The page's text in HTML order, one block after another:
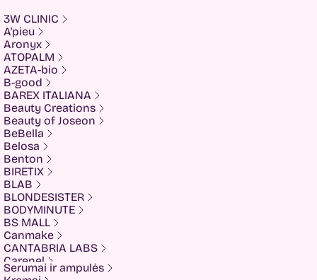
3W CLINIC
A'pieu
Aronyx
ATOPALM
AZETA-bio
B-good
BAREX ITALIANA
Beauty Creations
Beauty of Joseon
BeBella
Belosa
Benton
BIRETIX
BLAB
BLONDESISTER
BODYMINUTE
BS MALL
Canmake
CANTABRIA LABS
Carenel
CHALURE
Serumai ir ampulės